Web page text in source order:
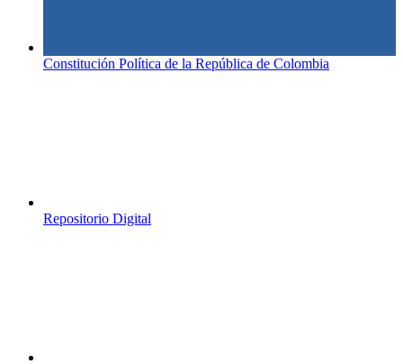
Constitución Política de la República de Colombia
Repositorio Digital